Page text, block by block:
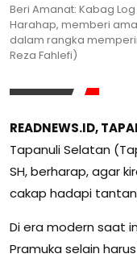
Beri Amanat: Kabag
Harahap, memberi
dalam rangka
Reza Fahlefi)
READNEWS.ID,
Tapanuli Selatan
SH, berharap, agar
cakap hadapi
Di era modern saat
Pramuka selain